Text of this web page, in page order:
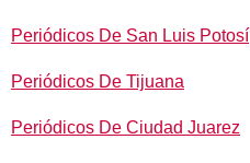
Periódicos De San Luis Potosí
Periódicos De Tijuana
Periódicos De Ciudad Juarez